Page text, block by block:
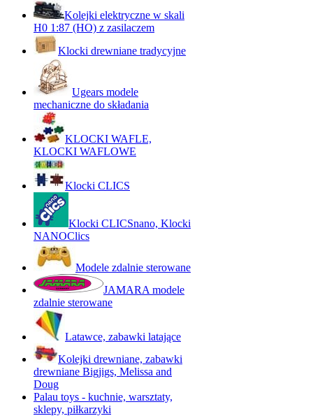
Kolejki elektryczne w skali
H0 1:87 (HO) z zasilaczem
Klocki drewniane tradycyjne
Ugears modele
mechaniczne do składania
KLOCKI WAFLE,
KLOCKI WAFLOWE
Klocki CLICS
Klocki CLICSnano, Klocki
NANOClics
Modele zdalnie sterowane
JAMARA modele
zdalnie sterowane
Latawce, zabawki latające
Kolejki drewniane, zabawki
drewniane Bigjigs, Melissa and
Doug
Palau toys - kuchnie, warsztaty,
sklepy, piłkarzyki